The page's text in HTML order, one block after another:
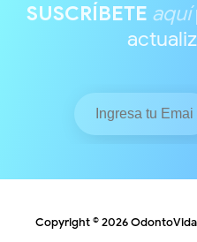
SUSCRÍBETE aquí
Copyright ©2026 OdontoVida